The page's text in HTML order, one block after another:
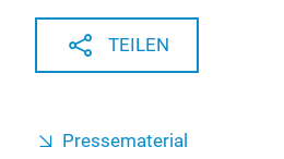
TEILEN
Pressematerial